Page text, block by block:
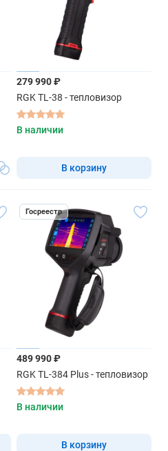
279 990 ₽
RGK TL-38 - тепловизор
В наличии
В корзину
Госреестр
489 990 ₽
RGK TL-384 Plus - тепловизор
В наличии
В корзину